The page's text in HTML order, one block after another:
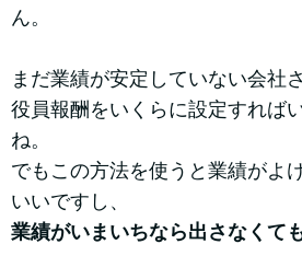
ん。
まだ業績が安定していない会社
役員報酬をいくらに設定すれば
ね。
でもこの方法を使うと業績がよ
いいですし、
業績がいまいちなら出さなくて